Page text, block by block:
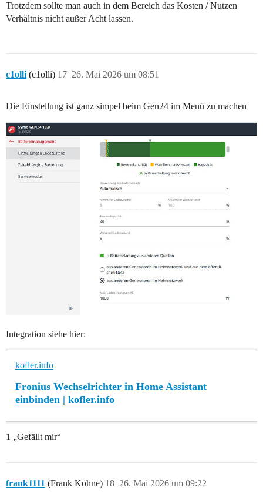
Trotzdem sollte man auch in dem Bereich das Kosten / Nutzen
Verhältnis nicht außer Acht lassen.
c1olli (c1olli) 26. Mai 2026 um 08:51
17
Die Einstellung ist ganz simpel beim Gen24 im Menü zu machen
Integration siehe hier:
kofler.info
Fronius Wechselrichter in Home Assistant
einbinden | kofler.info
1 „Gefällt mir“
frank1111 (Frank Köhne) 26. Mai 2026 um 09:22
18